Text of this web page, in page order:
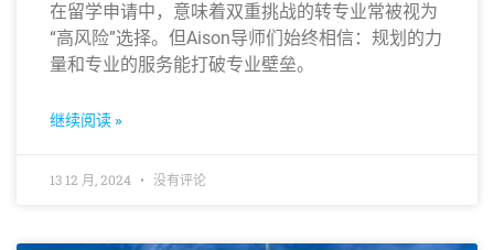
在留学申请中，意味着双重挑战的转专业常被视为
“高风险”选择。但Aison导师们始终相信：规划的力
量和专业的服务能打破专业壁垒。
继续阅读 »
13 12 月, 2024 没有评论